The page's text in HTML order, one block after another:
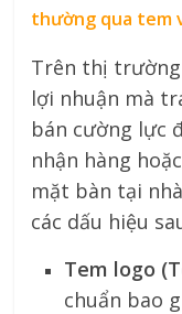
thường qua tem
Trên thị trường
lợi nhuận mà
bán cường lực
nhận hàng
mặt bàn tại
các dấu hiệu
Tem logo
chuẩn bao